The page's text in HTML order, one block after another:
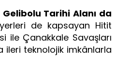
Tarihi Alanı da
de kapsayan Hitit
ile Çanakkale Savaşları
ileri teknolojik imkânlarla